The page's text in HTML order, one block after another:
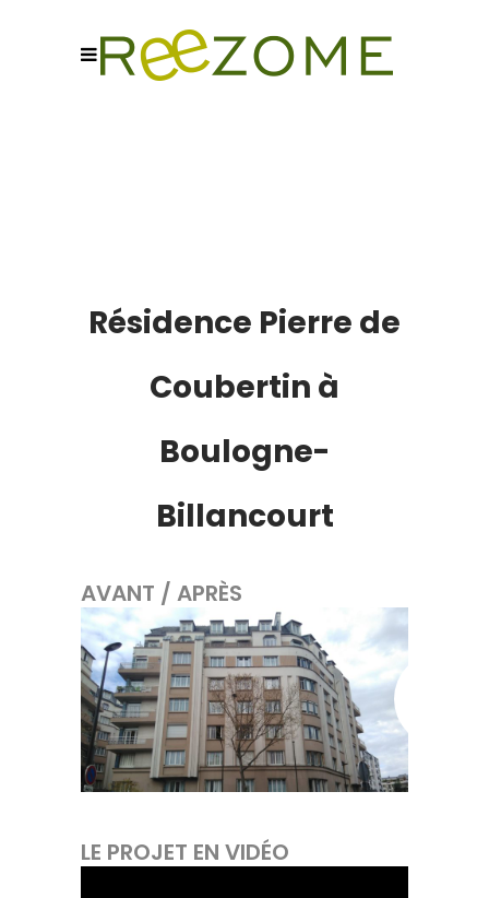
Résidence Pierre de
Coubertin à
Boulogne-
Billancourt
AVANT / APRÈS
LE PROJET EN VIDÉO